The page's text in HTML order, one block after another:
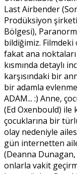
Last Airbender
Prodüksiyon
Bölgesi),
bildiğimiz. Filmdeki
fakat ana
kısmında detaylı
karşısındaki bir
bir adamla
ADAM... :) Anne,
(Ed Oxenbould) ile
çocuklarına bir
olay nedeniyle
gün internetten
(Deanna Dunagan,
onlarla vakit